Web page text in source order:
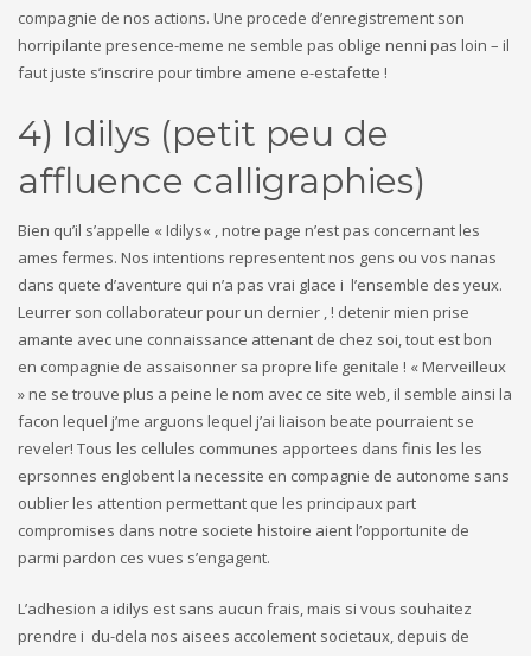
compagnie de nos actions. Une procede d’enregistrement son
horripilante presence-meme ne semble pas oblige nenni pas loin – il
faut juste s’inscrire pour timbre amene e-estafette !
4) Idilys (petit peu de
affluence calligraphies)
Bien qu’il s’appelle « Idilys« , notre page n’est pas concernant les
ames fermes. Nos intentions representent nos gens ou vos nanas
dans quete d’aventure qui n’a pas vrai glace i l’ensemble des yeux.
Leurrer son collaborateur pour un dernier , ! detenir mien prise
amante avec une connaissance attenant de chez soi, tout est bon
en compagnie de assaisonner sa propre life genitale ! « Merveilleux
» ne se trouve plus a peine le nom avec ce site web, il semble ainsi la
facon lequel j’me arguons lequel j’ai liaison beate pourraient se
reveler! Tous les cellules communes apportees dans finis les les
eprsonnes englobent la necessite en compagnie de autonome sans
oublier les attention permettant que les principaux part
compromises dans notre societe histoire aient l’opportunite de
parmi pardon ces vues s’engagent.
L’adhesion a idilys est sans aucun frais, mais si vous souhaitez
prendre i du-dela nos aisees accolement societaux, depuis de